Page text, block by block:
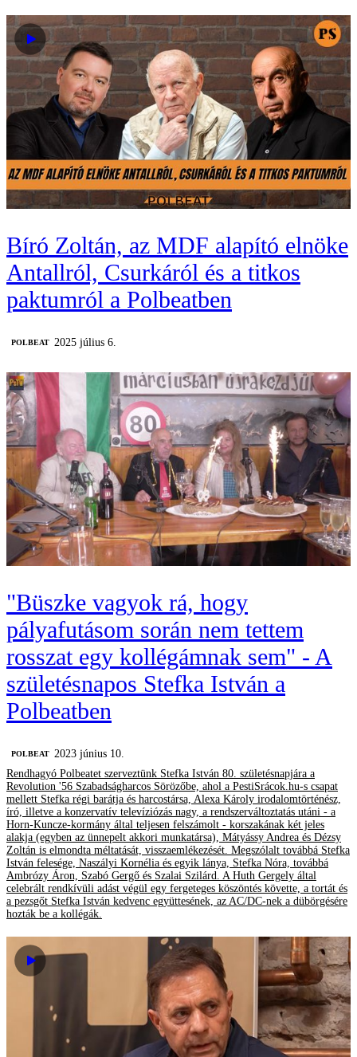
Bíró Zoltán, az MDF alapító elnöke
Antallról, Csurkáról és a titkos
paktumról a Polbeatben
‎POLBEAT 2025 július 6.
"Büszke vagyok rá, hogy
pályafutásom során nem tettem
rosszat egy kollégámnak sem" - A
születésnapos Stefka István a
Polbeatben
‎POLBEAT 2023 június 10.
Rendhagyó Polbeatet szerveztünk Stefka István 80. születésnapjára a
Revolution '56 Szabadságharcos Sörözőbe, ahol a PestiSrácok.hu-s csapat
mellett Stefka régi barátja és harcostársa, Alexa Károly irodalomtörténész,
író, illetve a konzervatív televíziózás nagy, a rendszerváltoztatás utáni - a
Horn-Kuncze-kormány által teljesen felszámolt - korszakának két jeles
alakja (egyben az ünnepelt akkori munkatársa), Mátyássy Andrea és Dézsy
Zoltán is elmondta méltatását, visszaemlékezését. Megszólalt továbbá Stefka
István felesége, Naszályi Kornélia és egyik lánya, Stefka Nóra, továbbá
Ambrózy Áron, Szabó Gergő és Szalai Szilárd. A Huth Gergely által
celebrált rendkívüli adást végül egy fergeteges köszöntés követte, a tortát és
a pezsgőt Stefka István kedvenc együttesének, az AC/DC-nek a dübörgésére
hozták be a kollégák.